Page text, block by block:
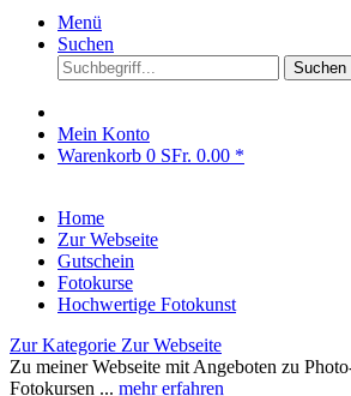
Menü
Suchen
Suchen
Mein Konto
Warenkorb 0 SFr. 0.00 *
Home
Zur Webseite
Gutschein
Fotokurse
Hochwertige Fotokunst
Zur Kategorie Zur Webseite
Zu meiner Webseite mit Angeboten zu
Fotokursen ... mehr erfahren